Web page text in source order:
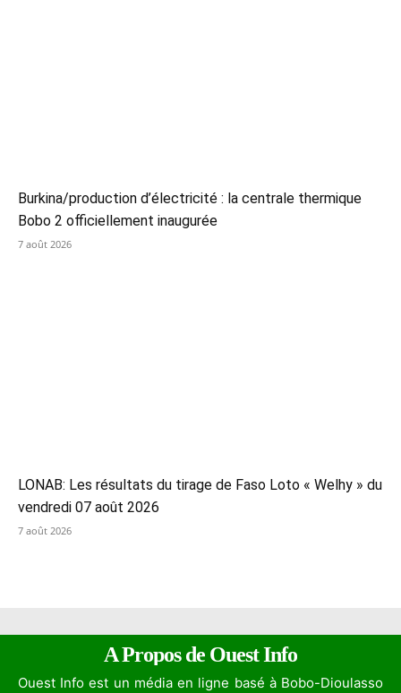
Burkina/production d’électricité : la centrale thermique
Bobo 2 officiellement inaugurée
7 août 2026
LONAB: Les résultats du tirage de Faso Loto « Welhy » du
vendredi 07 août 2026
7 août 2026
A Propos de Ouest Info
Ouest Info est un média en ligne basé à Bobo-Dioulasso